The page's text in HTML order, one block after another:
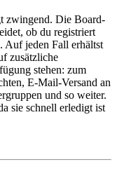
zwingend. Die Board-
ob du registriert
Auf jeden Fall erhältst
zusätzliche
stehen: zum
E-Mail-Versand an
und so weiter.
sie schnell erledigt ist